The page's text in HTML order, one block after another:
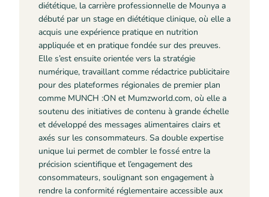
diététique, la carrière professionnelle de Mounya a
débuté par un stage en diététique clinique, où elle a
acquis une expérience pratique en nutrition
appliquée et en pratique fondée sur des preuves.
Elle s’est ensuite orientée vers la stratégie
numérique, travaillant comme rédactrice publicitaire
pour des plateformes régionales de premier plan
comme MUNCH :ON et Mumzworld.com, où elle a
soutenu des initiatives de contenu à grande échelle
et développé des messages alimentaires clairs et
axés sur les consommateurs. Sa double expertise
unique lui permet de combler le fossé entre la
précision scientifique et l’engagement des
consommateurs, soulignant son engagement à
rendre la conformité réglementaire accessible aux